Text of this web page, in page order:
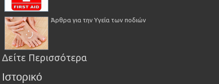
Άρθρα για την Υγεία των ποδιών
Δείτε Περισσότερα
Ιστορικό